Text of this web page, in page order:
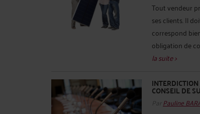
Tout vendeur
ses clients. Il
correspond
obligation de
la suite >
CONSEIL DE
Par Pauline